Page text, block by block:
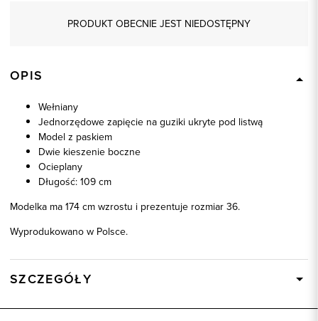
PRODUKT OBECNIE JEST NIEDOSTĘPNY
OPIS
Wełniany
Jednorzędowe zapięcie na guziki ukryte pod listwą
Model z paskiem
Dwie kieszenie boczne
Ocieplany
Długość: 109 cm
Modelka ma 174 cm wzrostu i prezentuje rozmiar 36.
Wyprodukowano w Polsce.
SZCZEGÓŁY